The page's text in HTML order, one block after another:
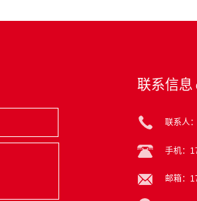
联系信息
联系人
手机：
邮箱：